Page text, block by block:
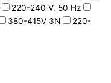
220-240 V, 50 Hz
380-415V 3N
220-